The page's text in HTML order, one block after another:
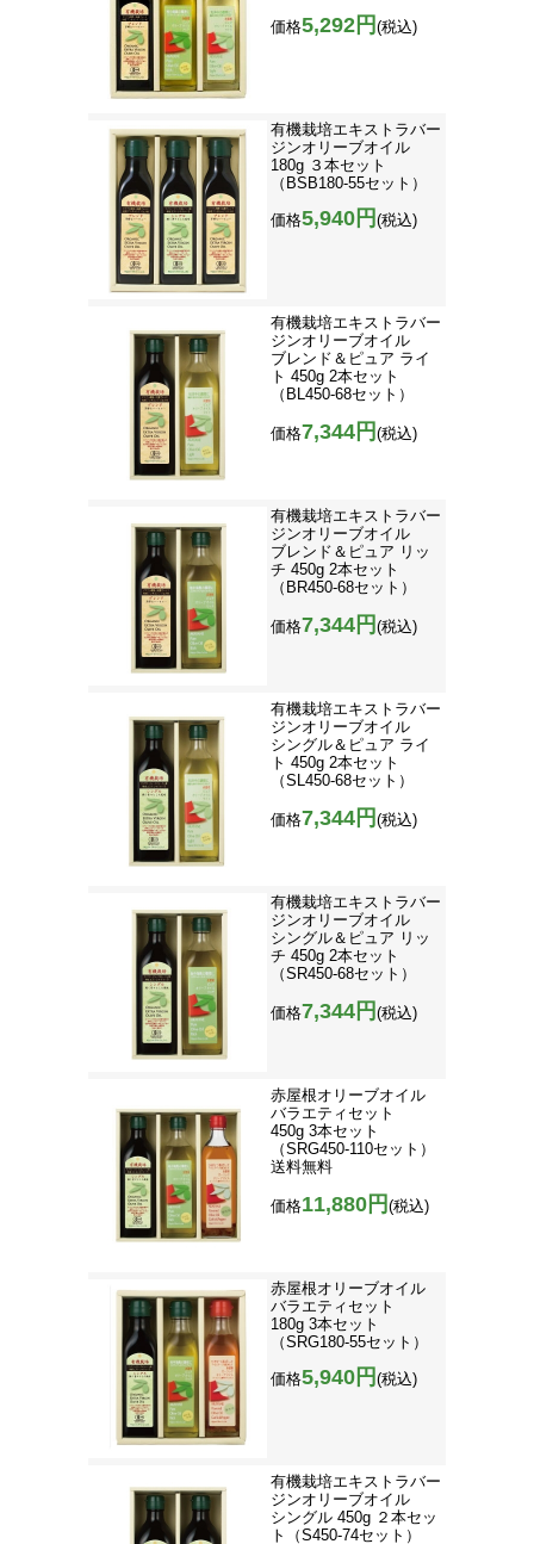
価格5,292円 (税込)
有機栽培エキストラバー
ジンオリーブオイル
180g ３本セット
（BSB180-55セット）
価格5,940円 (税込)
有機栽培エキストラバー
ジンオリーブオイル
ブレンド＆ピュア ライ
ト 450g 2本セット
（BL450-68セット）
価格7,344円 (税込)
有機栽培エキストラバー
ジンオリーブオイル
ブレンド＆ピュア リッ
チ 450g 2本セット
（BR450-68セット）
価格7,344円 (税込)
有機栽培エキストラバー
ジンオリーブオイル
シングル＆ピュア ライ
ト 450g 2本セット
（SL450-68セット）
価格7,344円 (税込)
有機栽培エキストラバー
ジンオリーブオイル
シングル＆ピュア リッ
チ 450g 2本セット
（SR450-68セット）
価格7,344円 (税込)
赤屋根オリーブオイル
バラエティセット
450g 3本セット
（SRG450-110セット）
送料無料
価格11,880円 (税込)
赤屋根オリーブオイル
バラエティセット
180g 3本セット
（SRG180-55セット）
価格5,940円 (税込)
有機栽培エキストラバー
ジンオリーブオイル
シングル 450g ２本セッ
ト（S450-74セット）